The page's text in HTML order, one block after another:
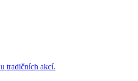
tradičních akcí.